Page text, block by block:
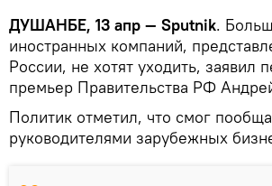
ДУШАНБЕ, 13 апр — Sputnik.
иностранных компаний,
России, не хотят уходить, заявил
премьер Правительства РФ
Политик отметил, что смог
руководителями зарубежных